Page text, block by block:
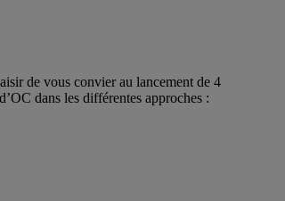
de vous convier au lancement de 4
dans les différentes approches :